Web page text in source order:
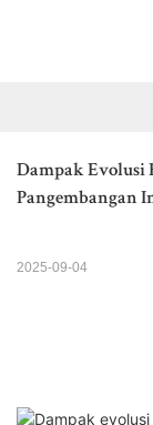
Dampak Evolusi
Pangembangan
2025-09-04